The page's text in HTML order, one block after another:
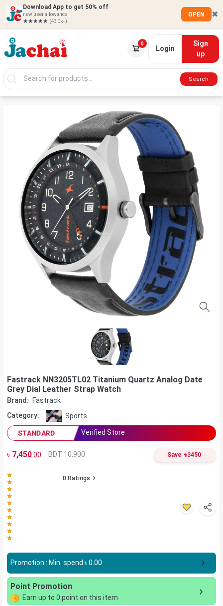
Download App to get 50% off
new user allowance
★★★★★ (430k+)
OPEN ✖
0
Login
Sign
up
Search
Fastrack NN3205TL02 Titanium Quartz Analog Date
Grey Dial Leather Strap Watch
Brand:
Fastrack
Category:
Sports
STANDARD Verified Store
৳ 7,450.00 BDT 10,900 Save ৳3450
0 Ratings
Promotion : Min. spend ৳0.00
Point Promotion
Earn up to 0 point on this item